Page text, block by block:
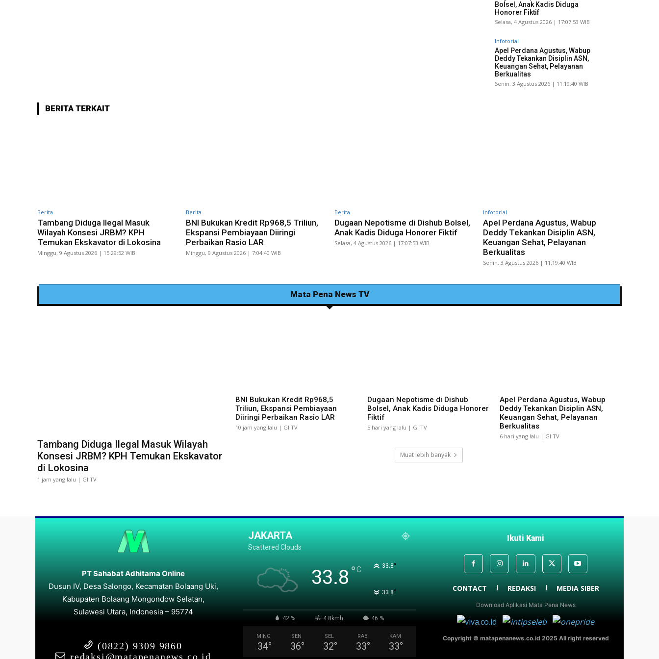
Bolsel, Anak Kadis Diduga
Honorer Fiktif
Selasa, 4 Agustus 2026 | 17:07:53 WIB
Infotorial
Apel Perdana Agustus, Wabup
Deddy Tekankan Disiplin ASN,
Keuangan Sehat, Pelayanan
Berkualitas
Senin, 3 Agustus 2026 | 11:19:40 WIB
BERITA TERKAIT
Berita
Tambang Diduga Ilegal Masuk
Wilayah Konsesi JRBM? KPH
Temukan Ekskavator di Lokosina
Minggu, 9 Agustus 2026 | 15:29:52 WIB
Berita
BNI Bukukan Kredit Rp968,5 Triliun,
Ekspansi Pembiayaan Diiringi
Perbaikan Rasio LAR
Minggu, 9 Agustus 2026 | 7:04:40 WIB
Berita
Dugaan Nepotisme di Dishub Bolsel,
Anak Kadis Diduga Honorer Fiktif
Selasa, 4 Agustus 2026 | 17:07:53 WIB
Infotorial
Apel Perdana Agustus, Wabup
Deddy Tekankan Disiplin ASN,
Keuangan Sehat, Pelayanan
Berkualitas
Senin, 3 Agustus 2026 | 11:19:40 WIB
Mata Pena News TV
Tambang Diduga Ilegal Masuk Wilayah
Konsesi JRBM? KPH Temukan Ekskavator
di Lokosina
1 jam yang lalu | GI TV
BNI Bukukan Kredit Rp968,5
Triliun, Ekspansi Pembiayaan
Diiringi Perbaikan Rasio LAR
10 jam yang lalu | GI TV
Dugaan Nepotisme di Dishub
Bolsel, Anak Kadis Diduga Honorer
Fiktif
5 hari yang lalu | GI TV
Apel Perdana Agustus, Wabup
Deddy Tekankan Disiplin ASN,
Keuangan Sehat, Pelayanan
Berkualitas
6 hari yang lalu | GI TV
Muat lebih banyak
PT Sahabat Adhitama Online
Dusun IV, Desa Salongo, Kecamatan Bolaang Uki,
Kabupaten Bolaang Mongondow Selatan,
Sulawesi Utara, Indonesia – 95774
(0822) 9309 9860
redaksi@matapenanews.co.id
JAKARTA
Scattered Clouds
33.8°C 33.8°
33.8°
42 % 4.8kmh 46 %
MING
34°
SEN
36°
SEL
32°
RAB
33°
KAM
33°
Ikuti Kami
CONTACT REDAKSI MEDIA SIBER
Download Aplikasi Mata Pena News
Copyright © matapenanews.co.id 2025 All right reserved